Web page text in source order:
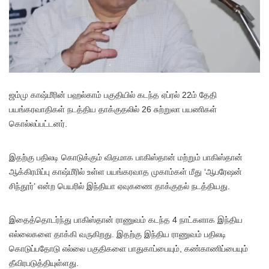
ஜம்மு காஷ்மீரின் பஹல்காம் பகுதியில் கடந்த ஏப்ரல் 22ம் தேதி
பயங்கரவாதிகள் நடத்திய தாக்குதலில் 26 சுற்றுலா பயணிகள்
கொல்லப்பட்டனர்.
இதற்கு பதிலடி கொடுக்கும் விதமாக பாகிஸ்தான் மற்றும் பாகிஸ்தான்
ஆக்கிரமிப்பு காஷ்மீரில் உள்ள பயங்கரவாத முகாம்கள் மீது ‘ஆபரேஷன்
சிந்தூர்’ என்ற பெயரில் இந்தியா ஏவுகணை தாக்குதல் நடத்தியது.
இதைத்தொடர்ந்து பாகிஸ்தான் ராணுவம் கடந்த 4 நாட்களாக இந்திய
எல்லைகளை தாக்கி வருகிறது. இதற்கு இந்திய ராணுவம் பதிலடி
கொடுப்பதோடு எல்லை பகுதிகளை பாதுகாப்பையும், கண்காணிப்பையும்
தீவிரபடுத்தியுள்ளது.